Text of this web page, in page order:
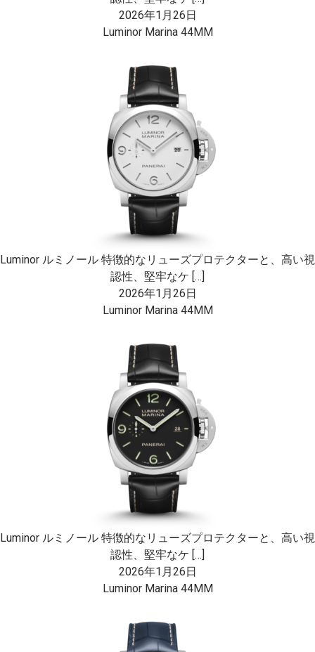
2026年1月26日
Luminor Marina 44MM
Luminor ルミノール 特徴的なリューズプロテクターと、高い視
認性、堅牢なケ […]
2026年1月26日
Luminor Marina 44MM
Luminor ルミノール 特徴的なリューズプロテクターと、高い視
認性、堅牢なケ […]
2026年1月26日
Luminor Marina 44MM